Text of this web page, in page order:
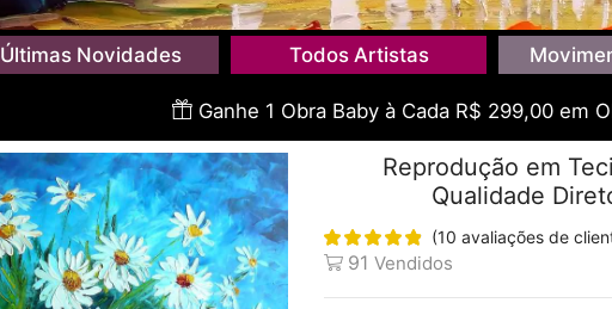
Últimas Novidades Todos Artistas
Ganhe 1 Obra Baby à Cada R$ 299,00 em
Reprodução em
Qualidade
(10 avaliações de
91 Vendidos